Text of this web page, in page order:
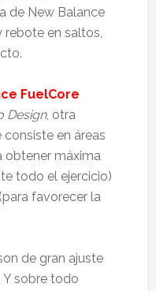
de New Balance
en saltos,
FuelCore
Design, otra
en áreas
obtener máxima
todo el ejercicio)
favorecer la
de gran ajuste
Y sobre todo